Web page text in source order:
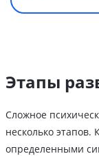
Этапы
Сложное
несколько этапов.
определенными